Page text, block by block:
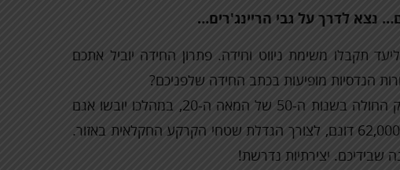
נצא לדרך על גבי הריינג'רים…
תקבלו משימת ניווט וחידה. פתרון החידה יוביל אתכם
הנדסיות מופיעות בכתב החידה שלפניכם?
יבוש החולה היה מבצע הנדסי בעמק החולה בשנות ה-50 של המאה ה-20, במהלכו יובשו אגם
החולה והביצות סביבו, בשטח של כ-62,000 דונם, לצורך הגדלת שטחי הקרקע החקלאית באזור.
שבידיכם. יצירתיות נדרשת!